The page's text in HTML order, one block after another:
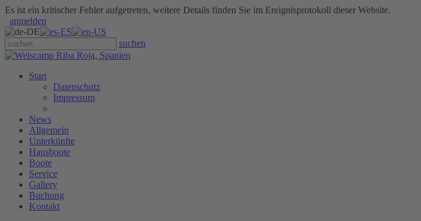
Es ist ein kritischer Fehler aufgetreten, weitere Details finden Sie im Ereignisprotokoll dieser Website.
anmelden
suchen
Start
Datenschutz
Impressum
News
Allgemein
Unterkünfte
Hausboote
Boote
Service
Gallery
Buchung
Kontakt